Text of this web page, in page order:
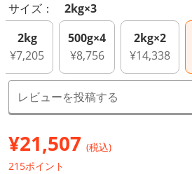
サイズ： 2kg×3
2kg
¥7,205
500g×4
¥8,756
2kg×2
¥14,338
レビューを投稿する
¥21,507 (税込)
215ポイント